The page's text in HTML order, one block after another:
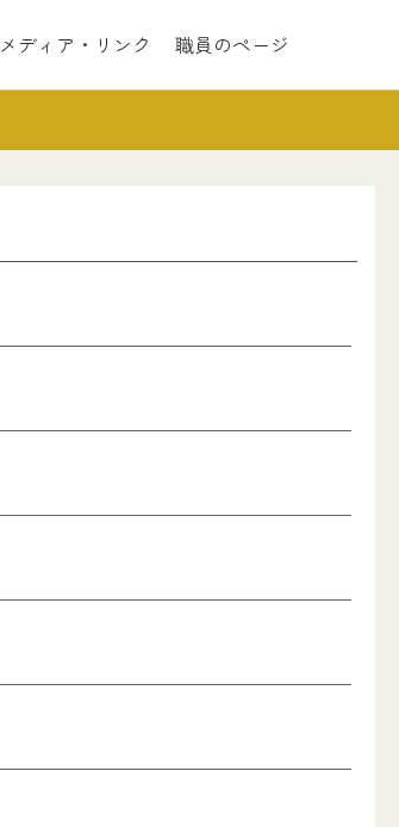
メディア・リンク 職員のページ